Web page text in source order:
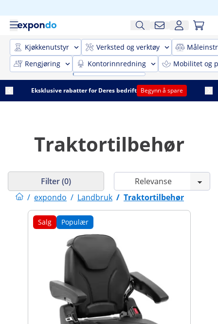
Kjøkkenutstyr Verksted og verktøy
Rengjøring
Kontorinnredning Mobilitet og
Eksklusive rabatter for Deres bedrift Begynn å spare
Traktortilbehør
/ expondo / Landbruk / Traktortilbehør
Filter (0)
Salg Populær